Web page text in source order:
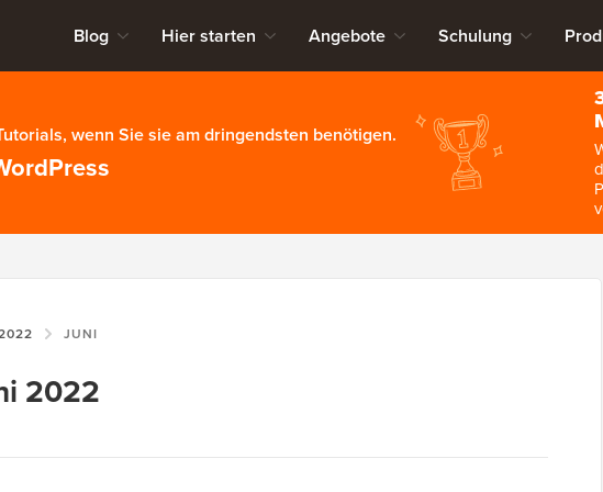
Blog Hier starten Angebote Schulung
wenn Sie sie am dringendsten benötigen.
JUNI
2022